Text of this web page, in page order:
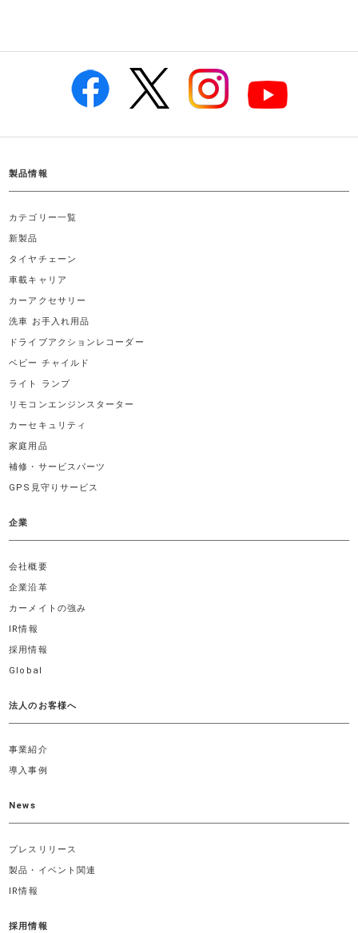
製品情報
カテゴリー一覧
新製品
タイヤチェーン
車載キャリア
カーアクセサリー
洗車 お手入れ用品
ドライブアクションレコーダー
ベビー チャイルド
ライト ランプ
リモコンエンジンスターター
カーセキュリティ
家庭用品
補修・サービスパーツ
GPS見守りサービス
企業
会社概要
企業沿革
カーメイトの強み
IR情報
採用情報
Global
法人のお客様へ
事業紹介
導入事例
News
プレスリリース
製品・イベント関連
IR情報
採用情報